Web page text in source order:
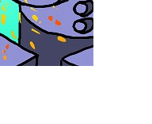
入学共通テスト「受験案
の請求
学校卒業程度認定試験